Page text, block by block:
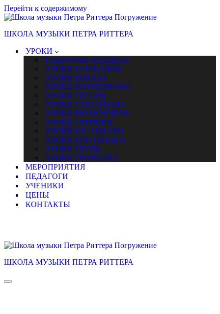
Перейти к содержимому
ШКОЛА МУЗЫКИ ПЕТРА РИТТЕРА
УРОКИ
Подарочный сертификат
УРОКИ БАРАБАНОВ
УРОКИ ВОКАЛА
УРОКИ ФОРТЕПИАНО
УРОКИ ГИТАРЫ
УРОКИ САКСОФОНА
УРОКИ ВИОЛОНЧЕЛИ
УРОКИ СКРИПКИ
УРОКИ БАС ГИТАРЫ
УРОКИ КОНТРАБАСА
УРОКИ ТРУБЫ
УРОКИ ТРОМБОНА
МЕРОПРИЯТИЯ
ПЕДАГОГИ
УЧЕНИКИ
ЦЕНЫ
КОНТАКТЫ
ШКОЛА МУЗЫКИ ПЕТРА РИТТЕРА
Меню